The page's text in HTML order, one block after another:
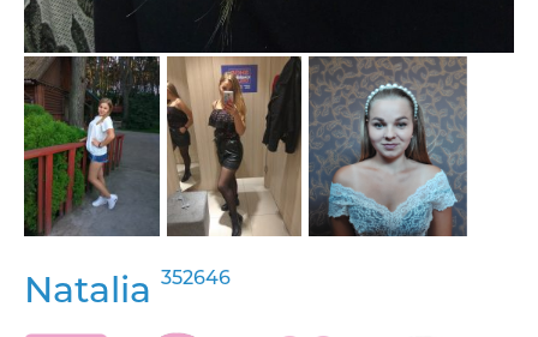
Natalia 352646